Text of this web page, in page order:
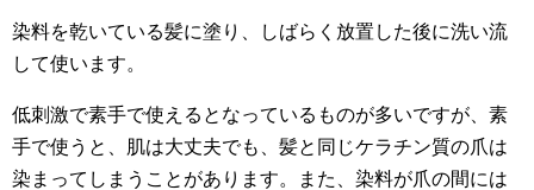
染料を乾いている髪に塗り、しばらく放置した後に洗い流
して使います。
低刺激で素手で使えるとなっているものが多いですが、素
手で使うと、肌は大丈夫でも、髪と同じケラチン質の爪は
染まってしまうことがあります。また、染料が爪の間には